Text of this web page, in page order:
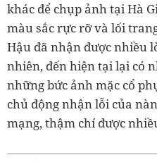
khác để chụp ảnh tại Hà
màu sắc rực rỡ và lối
Hậu đã nhận được nhiều
nhiên, đến hiện tại lại có
những bức ảnh mặc cổ
chủ động nhận lỗi của
mạng, thậm chí được